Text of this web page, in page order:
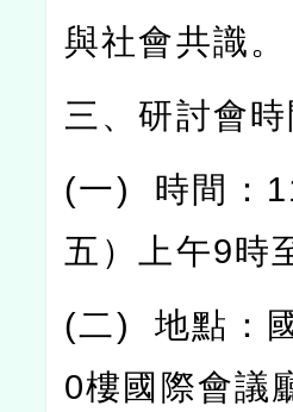
與社會共識。
三、研討會時
(一) 時間：
五）上午9時
(二)地點：
0樓國際會議